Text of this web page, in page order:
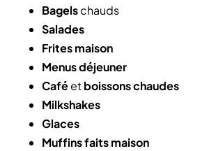
Bagelschauds
Salades
Frites maison
Menus déjeuner
Caféetboissons chaudes
Milkshakes
Glaces
Muffins faits maison